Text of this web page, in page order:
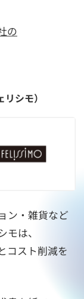
の
シモ）
ン・雑貨など
は、
コスト削減を